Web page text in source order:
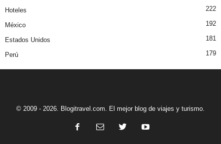
Hoteles 222
México 192
Estados Unidos 181
Perú 179
© 2009 - 2026. Blogitravel.com. El mejor blog de viajes y turismo.